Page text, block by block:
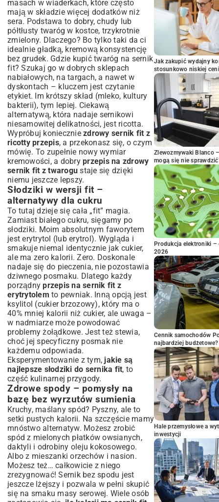
masach w wiaderkach, które często
mają w składzie więcej dodatków niż
sera. Podstawa to dobry, chudy lub
półtłusty twaróg w kostce, trzykrotnie
zmielony. Dlaczego? Bo tylko taki da ci
idealnie gładką, kremową konsystencję
bez grudek. Gdzie kupić twaróg na sernik
fit? Szukaj go w dobrych sklepach
nabiałowych, na targach, a nawet w
dyskontach – kluczem jest czytanie
etykiet. Im krótszy skład (mleko, kultury
bakterii), tym lepiej. Ciekawą
alternatywą, która nadaje sernikowi
niesamowitej delikatności, jest ricotta.
Wypróbuj koniecznie zdrowy sernik fit z
ricotty przepis, a przekonasz się, o czym
mówię. To zupełnie nowy wymiar
kremowości, a dobry przepis na zdrowy
sernik fit z twarogu staje się dzięki
niemu jeszcze lepszy.
Słodziki w wersji fit –
alternatywy dla cukru
To tutaj dzieje się cała „fit” magia.
Zamiast białego cukru, sięgamy po
słodziki. Moim absolutnym faworytem
jest erytrytol (lub erytrol). Wygląda i
smakuje niemal identycznie jak cukier,
ale ma zero kalorii. Zero. Doskonale
nadaje się do pieczenia, nie pozostawia
dziwnego posmaku. Dlatego każdy
porządnyprzepis na sernik fit z
erytrytolem to pewniak. Inną opcją jest
ksylitol (cukier brzozowy), który ma o
40% mniej kalorii niż cukier, ale uwaga –
w nadmiarze może powodować
problemy żołądkowe. Jest też stewia,
choć jej specyficzny posmak nie
każdemu odpowiada.
Eksperymentowanie z tym, jakie są
najlepsze słodziki do sernika fit, to
część kulinarnej przygody.
Zdrowe spody – pomysły na
bazę bez wyrzutów sumienia
Kruchy, maślany spód? Pyszny, ale to
setki pustych kalorii. Na szczęście mamy
mnóstwo alternatyw. Możesz zrobić
spód z mielonych płatków owsianych,
daktyli i odrobiny oleju kokosowego.
Albo z mieszanki orzechów i nasion.
Możesz też… całkowicie z niego
zrezygnować! Sernik bez spodu jest
jeszcze lżejszy i pozwala w pełni skupić
się na smaku masy serowej. Wiele osób
Jak zakupić wydajny
stosunkowo niskiej
Zlewozmywaki Blanco
mogą się nie
Produkcja elektroniki –
2026
Cennik samochodów
najbardziej budżetowe?
Hale przemysłowe a
inwestycji